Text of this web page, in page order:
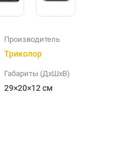
Производитель
Триколор
Габариты (ДхШхВ)
29×20×12 см